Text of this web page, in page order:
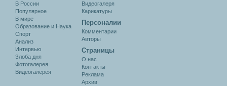
В России
Популярное
В мире
Образование и Наука
Спорт
Анализ
Интервью
Злоба дня
Фотогалерея
Видеогалерея
Видеогалеря
Карикатуры
Персоналии
Комментарии
Авторы
Cтраницы
О нас
Контакты
Реклама
Архив